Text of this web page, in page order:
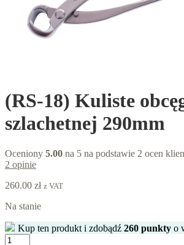
(RS-18) Kuliste
szlachetnej 290mm
Oceniony 5.00 na 5 na podstawie 2 ocen
2 opinie
260.00 zł z VAT
Na stanie
Kup ten produkt i zdobądź 260 punkty o
ilość